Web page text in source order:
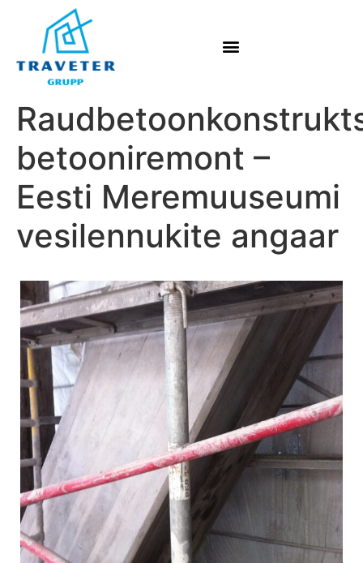
betooniremont –
Eesti Meremuuseumi
vesilennukite angaar